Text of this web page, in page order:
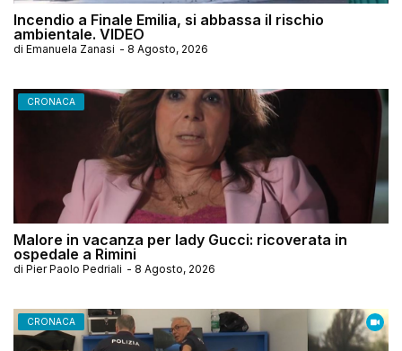
Incendio a Finale Emilia, si abbassa il rischio
ambientale. VIDEO
di Emanuela Zanasi - 8 Agosto, 2026
CRONACA
Malore in vacanza per lady Gucci: ricoverata in
ospedale a Rimini
di Pier Paolo Pedriali - 8 Agosto, 2026
CRONACA